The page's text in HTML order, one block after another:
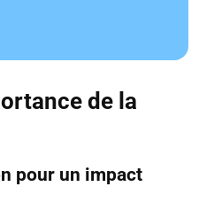
de la
pour un impact